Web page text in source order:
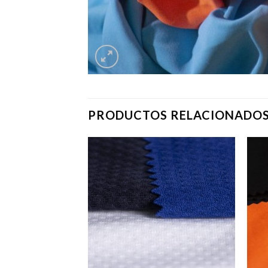
PRODUCTOS